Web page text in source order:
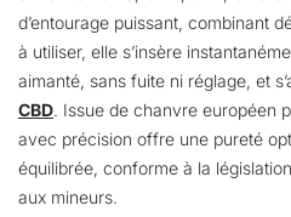
d’entourage puissant, combinant
à utiliser, elle s’insère
aimanté, sans fuite ni réglage, et
CBD. Issue de chanvre européen
avec précision offre une pureté
équilibrée, conforme à la
aux mineurs.